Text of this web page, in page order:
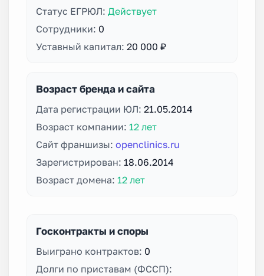
Статус ЕГРЮЛ: Действует
Сотрудники: 0
Уставный капитал: 20 000 ₽
Возраст бренда и сайта
Дата регистрации ЮЛ: 21.05.2014
Возраст компании: 12 лет
Сайт франшизы: openclinics.ru
Зарегистрирован: 18.06.2014
Возраст домена: 12 лет
Госконтракты и споры
Выиграно контрактов: 0
Долги по приставам (ФССП):